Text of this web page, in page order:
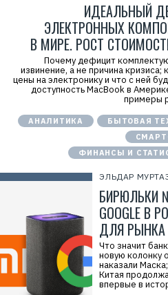
ИДЕАЛЬНЫЙ
ЭЛЕКТРОННЫХ
В МИРЕ. РОСТ
Почему дефицит
извинение, а не причина кризиса;
цены на электронику и что с ней
доступность MacBook в
примеры
АНАЛИТИКА
БЫТОВАЯ
ФИНАНСЫ И
ЭЛЬДАР
БИРЮЛЬКИ
GOOGLE В
ДЛЯ РЫНКА
Что значит
новую колонку
наказали
Китая
впервые в